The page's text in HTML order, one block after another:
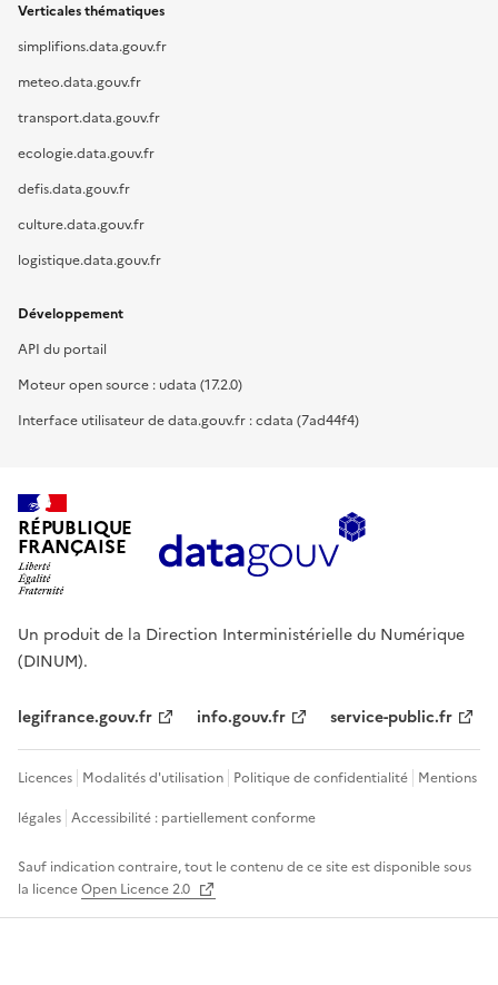
Verticales thématiques
simplifions.data.gouv.fr
meteo.data.gouv.fr
transport.data.gouv.fr
ecologie.data.gouv.fr
defis.data.gouv.fr
culture.data.gouv.fr
logistique.data.gouv.fr
Développement
API du portail
Moteur open source : udata (17.2.0)
Interface utilisateur de data.gouv.fr : cdata (7ad44f4)
RÉPUBLIQUE
FRANÇAISE
Un produit de la Direction Interministérielle du Numérique
(DINUM).
legifrance.gouv.fr info.gouv.fr service-public.fr
Licences Modalités d'utilisation Politique de confidentialité Mentions
légales Accessibilité : partiellement conforme
Sauf indication contraire, tout le contenu de ce site est disponible sous
la licenceOpen Licence 2.0